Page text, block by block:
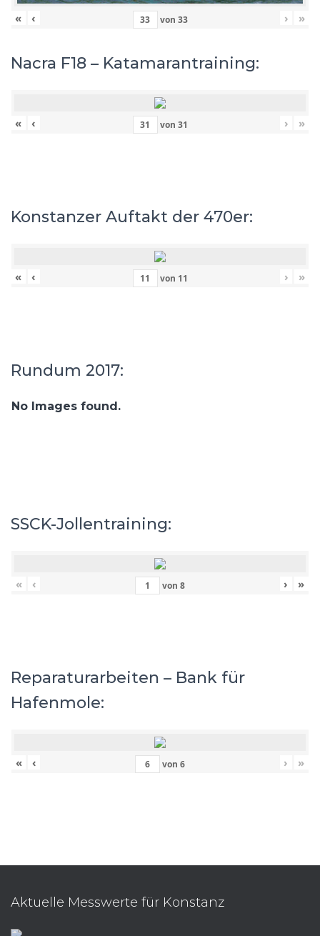
« ‹ von 33 › »
Nacra F18 – Katamarantraining:
« ‹ von 31 › »
Konstanzer Auftakt der 470er:
« ‹ von 11 › »
Rundum 2017:
No Images found.
SSCK-Jollentraining:
« ‹ von 8 › »
Reparaturarbeiten – Bank für
Hafenmole:
« ‹ von 6 › »
Aktuelle Messwerte für Konstanz